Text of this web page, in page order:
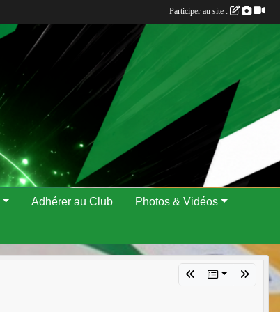
Adhérer au Club Photos & Vidéos
Participer au site :